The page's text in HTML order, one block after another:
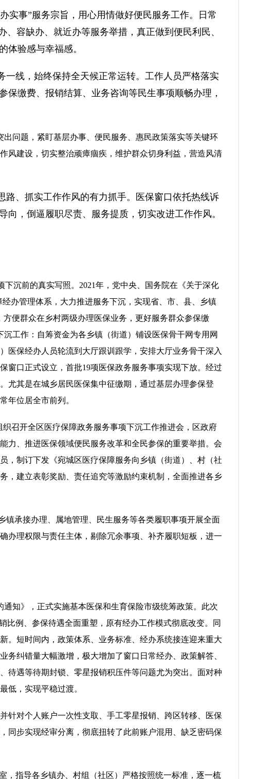
实事”服务宗旨，用心用情做好便民服务工作。日常
容缺办、就近办等服务举措，真正做到便民利民、
体验感与幸福感。
线，始终保持全天候正常运转。工作人员严格落实
缴费、报销结算、业务咨询等民生事项顺畅办理，
问题，紧盯基层办事、便民服务、惠民政策落实等关键环
风建设，切实整治顽瘴痼疾，维护群众切身利益，营造风清
、抓实工作作风的有力抓手。医保窗口依托热线诉
，倒逼履职尽责、服务提质，切实改进工作作风。
沉前的真实写照。2021年，党中央、国务院在《关于深化
办管理体系，大力推进服务下沉，实现省、市、县、乡镇
便群众在乡村两级办理医保业务，更好服务群众参保缴
工作：自筹资金为各乡镇（街道）铺设医保骨干网专用网
医保经办人员轮流到大厅跟训跟学，安排大厅业务骨干深入
窗口正式设立，首批19项医保政务服务事项实现下放。经过
尤其是在城乡居民医保集中征缴期，通过基层办理参保登
年位居全市前列。
召开全区医疗保障政务服务事项下沉工作推进会，区政府
力、推进医保领域便民服务改革和全民参保的重要举措。会
，制订下发《宛城区医疗保障服务向乡镇（街道）、村（社
，建立表彰奖励、责任追究等激励约束机制，全面推进各乡
镇承接办理、属地管理、民生服务等各类履职事项开展全面
办理权限与责任主体，剔除冗余事项、补齐履职短板，进一
知》，正式实施基本医保和生育保险市级统筹政策。此次
比例、参保待遇全面重塑，原有经办工作模式彻底改变。同
。短时间内，政策体系、业务标准、经办系统接连迎来重大
纠错量大幅激增，极大增加了窗口日常经办、政策解答、
待遇等待期封锁、零星报销积压件等问题尤为突出。面对种
低，实现平稳过渡。
针对个人账户一次性支取、手工零星报销、跨区转移、医保
同步实现经审分离，彻底扭转了此前账户混用、缺乏密码保
，指导各乡镇办、村组（社区）严格按照统一标准，逐一梳